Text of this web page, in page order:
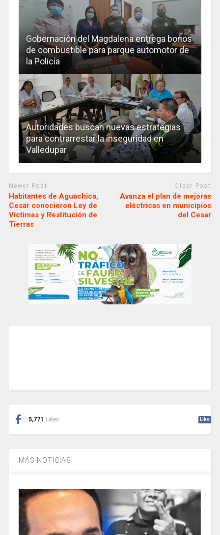
Gobernación del Magdalena entrega bonos
de combustible para parque automotor de
la Policía
Autoridades buscan nuevas estrategias
para contrarrestar la inseguridad en
Valledupar
Newer Post
Habitantes de Aguachica,
Cesar conocieron Ley de
Víctimas y Restitución de
Tierras
Older Post
Avanza el plan de mejoras
eléctricas en municipios
del Cesar
5,771 Likes Like
MÁS NOTICIAS